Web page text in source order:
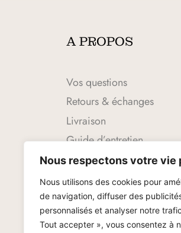
Nous respectons votre vie
Nous utilisons des cookies pour
de navigation, diffuser des
personnalisés et analyser notre
Tout accepter », vous consentez à
A PROPOS
Vos questions
Retours & échanges
Livraison
Guide d’entretien
Guide des tailles
CGV
Mentions légales
Politique de